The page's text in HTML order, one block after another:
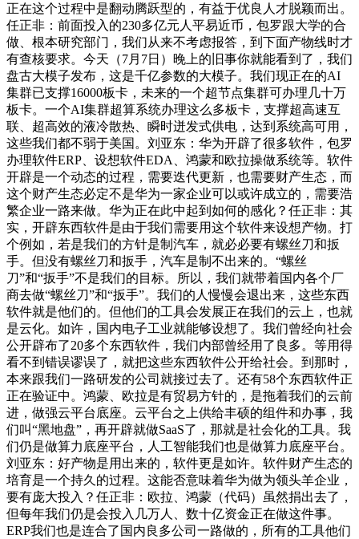
正在这个过程中是翻动腾跃型的，有益于优良人才脱颖而出。
任正非：前面投入的230多亿元人平易近币，包罗跟大学的合
做、根本研究部门，我们从来不考虑报答，到下面产物线时才
有查核要求。今天（7月7日）晚上的旧事你就能看到了，我们
盘古大模子发布，这是千亿参数的大模子。我们现正在的AI
集群已支撑16000板卡，未来的一个超节点集群可办理几十万
板卡。一个AI集群超算系统办理这么多板卡，支撑超高速互
联、超高效的液冷散热、瞬时迸发式供电，达到系统高可用，
这些我们都不弱于美国。刘亚东：华为开辟了很多软件，包罗
办理软件ERP、设想软件EDA、鸿蒙和欧拉操做系统等。软件
开辟是一个动态的过程，需要迭代更新，也需要财产生态，而
这个财产生态必定不是华为一家企业可以或许成立的，需要浩
繁企业一路来做。华为正在此中起到如何的感化？任正非：其
实，开辟东西软件是由于我们需要用这个软件来设想产物。打
个例如，若是我们的方针是制汽车，就必必要有螺丝刀和扳
手。但没有螺丝刀和扳手，汽车是制不出来的。“螺丝
刀”和“扳手”不是我们的目标。所以，我们就带着国内各个厂
商去做“螺丝刀”和“扳手”。我们的人慢慢会退出来，这些东西
软件就是他们的。但他们的工具会发展正在我们的云上，也就
是云化。如许，国内电子工业就能够设想了。我们曾经向社会
公开辟布了20多个东西软件，我们内部曾经用了良多。等用得
看不到错误谬误了，就把这些东西软件公开给社会。到那时，
本来跟我们一路研发的公司就接过去了。还有58个东西软件正
正在验证中。鸿蒙、欧拉是有贸易方针的，是拖着我们的云前
进，做强云平台底座。云平台之上供给丰硕的组件和办事，我
们叫“黑地盘”，再开辟就做SaaS了，那就是社会化的工具。我
们仍是做算力底座平台，人工智能我们也是做算力底座平台。
刘亚东：好产物是用出来的，软件更是如许。软件财产生态的
培育是一个持久的过程。这能否意味着华为做为领头羊企业，
要有庞大投入？任正非：欧拉、鸿蒙（代码）虽然捐出去了，
但每年我们仍是会投入几万人、数十亿资金正在做这件事。
ERP我们也是连合了国内良多公司一路做的，所有的工具他们